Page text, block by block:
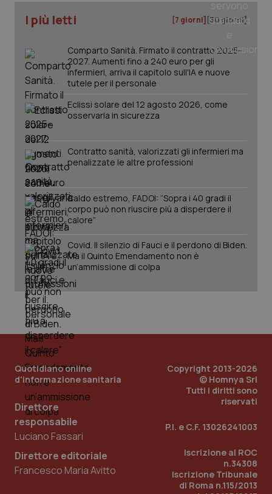
I più letti [7 giorni] [30 giorni]
Comparto Sanità. Firmato il contratto 2025-
2027. Aumenti fino a 240 euro per gli
infermieri, arriva il capitolo sull'IA e nuove
tutele per il personale
Eclissi solare del 12 agosto 2026, come
osservarla in sicurezza
Contratto sanità, valorizzati gli infermieri ma
penalizzate le altre professioni
Caldo estremo, FADOI: “Sopra i 40 gradi il
corpo può non riuscire più a disperdere il
calore”
Covid. Il silenzio di Fauci e il perdono di Biden.
Ma il Quinto Emendamento non è
un’ammissione di colpa
Quotidiano online
d'informazione sanitaria
Direttore
responsabile
Luciano Fassari
Direttore editoriale
Francesco Maria Avitto
Copyright 2013-2026
© Homnya Srl
Tutti i diritti sono
riservati
P.I. e C.F. 13026241003
Iscrizione al ROC
n.34308
Iscrizione Tribunale
di Roma n.115/2013